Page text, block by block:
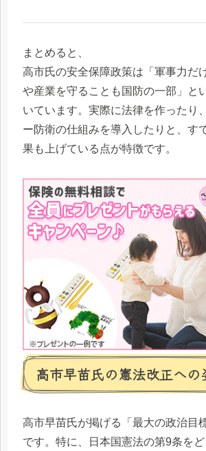
まとめると、
高市氏の安全保障政策は「軍事力だ
や産業を守ることも国防の一部」と
いています。実際に法律を作ったり
ー防衛の仕組みを導入したりと、す
果も上げている点が特徴です。
高市早苗氏の憲法改正への
高市早苗氏が掲げる「最大の政治目
です。特に、日本国憲法の第9条を